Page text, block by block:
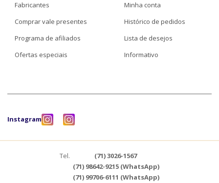
Fabricantes
Comprar vale presentes
Programa de afiliados
Ofertas especiais
Minha conta
Histórico de pedidos
Lista de desejos
Informativo
Instagram
Tel.
(71) 3026-1567
(71) 98642-9215 (WhatsApp)
(71) 99706-6111 (WhatsApp)